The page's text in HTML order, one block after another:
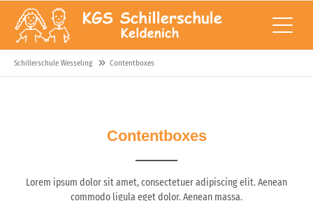
Schillerschule Wesseling Contentboxes
Contentboxes
Lorem ipsum dolor sit amet, consectetuer adipiscing elit. Aenean
commodo ligula eget dolor. Aenean massa.